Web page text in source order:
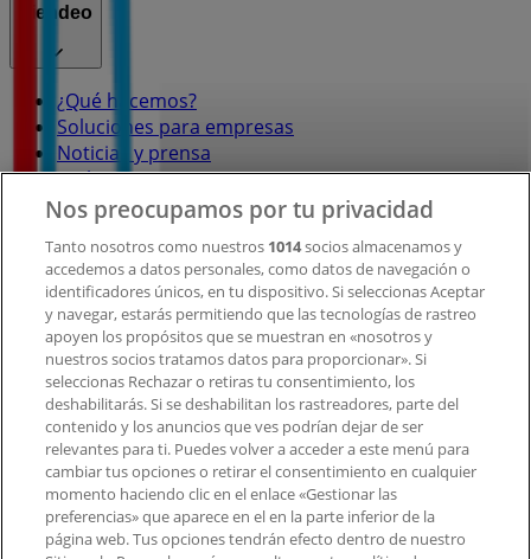
Tiendeo
¿Qué hacemos?
Soluciones para empresas
Noticias y prensa
Trabaja con nosotros
Contacto
Contacto comercial y de marketing
Tienda mal colocada en el mapa
Notificar un folleto
¿Encontraste un problema en la web o en la
aplicación?
Índices
Nos preocupamos por tu privacidad
Tanto nosotros como nuestros 1014socios almacenamos y
accedemos a datos personales, como datos de navegación o
identificadores únicos, en tu dispositivo. Si seleccionas Aceptar
y navegar, estarás permitiendo que las tecnologías de rastreo
apoyen los propósitos que se muestran en «nosotros y
nuestros socios tratamos datos para proporcionar». Si
seleccionas Rechazar o retiras tu consentimiento, los
deshabilitarás. Si se deshabilitan los rastreadores, parte del
contenido y los anuncios que ves podrían dejar de ser
relevantes para ti. Puedes volver a acceder a este menú para
cambiar tus opciones o retirar el consentimiento en cualquier
momento haciendo clic en el enlace «Gestionar las
preferencias» que aparece en el en la parte inferior de la
página web. Tus opciones tendrán efecto dentro de nuestro